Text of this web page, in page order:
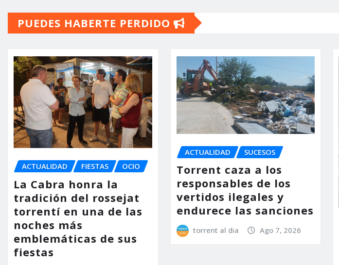
PUEDES HABERTE PERDIDO
ACTUALIDAD FIESTAS OCIO
La Cabra honra la
tradición del rossejat
torrentí en una de las
noches más
emblemáticas de sus
fiestas
ACTUALIDAD SUCESOS
Torrent caza a los
responsables de los
vertidos ilegales y
endurece las sanciones
torrent al dia Ago 7, 2026